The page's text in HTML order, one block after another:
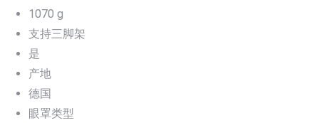
1070 g
支持三脚架
是
产地
德国
眼罩类型